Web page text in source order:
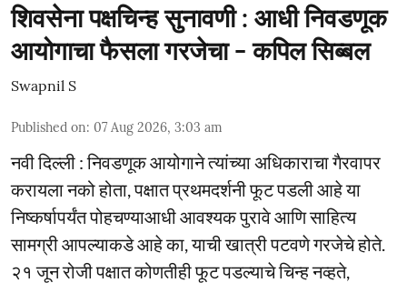
शिवसेना पक्षचिन्ह सुनावणी : आधी निवडणूक
आयोगाचा फैसला गरजेचा - कपिल सिब्बल
Swapnil S
Published on: 07 Aug 2026, 3:03 am
नवी दिल्ली : निवडणूक आयोगाने त्यांच्या अधिकाराचा गैरवापर
करायला नको होता, पक्षात प्रथमदर्शनी फूट पडली आहे या
निष्कर्षापर्यंत पोहचण्याआधी आवश्यक पुरावे आणि साहित्य
सामग्री आपल्याकडे आहे का, याची खात्री पटवणे गरजेचे होते.
२१ जून रोजी पक्षात कोणतीही फूट पडल्याचे चिन्ह नव्हते,